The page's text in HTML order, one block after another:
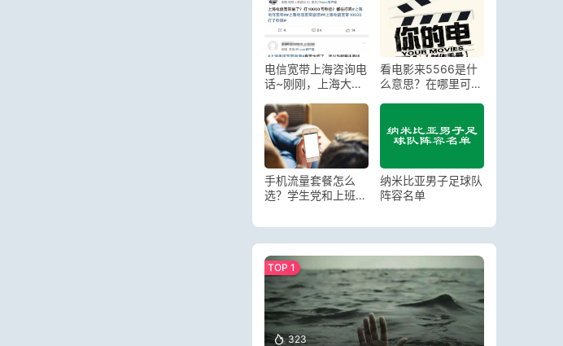
电信宽带上海咨询电
话~刚刚，上海大面
应→
看电影来5566是什
么意思？在哪里可以
手机流量套餐怎么
选？学生党和上班族
纳米比亚男子足球队
阵容名单
323